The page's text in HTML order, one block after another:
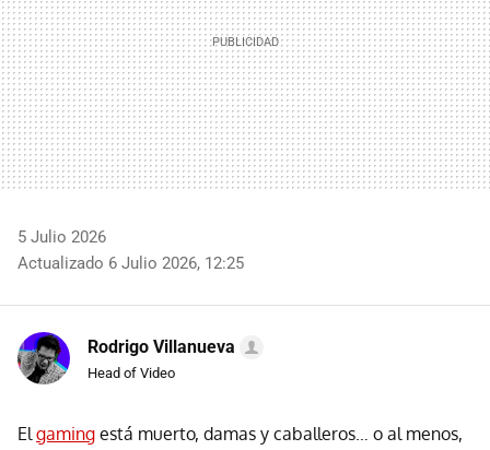
5 Julio 2026
Actualizado 6 Julio 2026, 12:25
Rodrigo Villanueva
Head of Video
Elgaming está muerto, damas y caballeros… o al menos,